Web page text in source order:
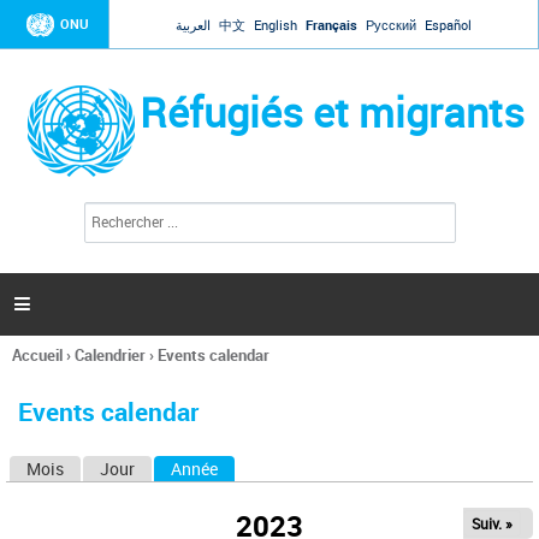
Jump to navigation
ONU العربية 中文 English Français Русский Español
Réfugiés et migrants
l
c
h
e

Vous
ici
Accueil›Calendrier› Events calendar
Events calendar
Mois Jour Année
2023 Suiv. »